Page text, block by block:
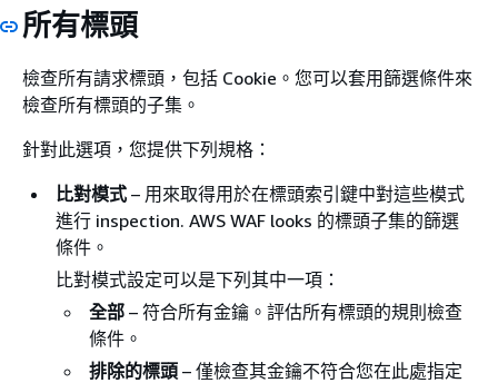
所有標頭
檢查所有請求標頭，包括 Cookie。您可以套用篩選條件來
檢查所有標頭的子集。
針對此選項，您提供下列規格：
比對模式 – 用來取得用於在標頭索引鍵中對這些模式
進行 inspection. AWS WAF looks 的標頭子集的篩選
條件。
比對模式設定可以是下列其中一項：
全部 – 符合所有金鑰。評估所有標頭的規則檢查
條件。
排除的標頭 – 僅檢查其金鑰不符合您在此處指定